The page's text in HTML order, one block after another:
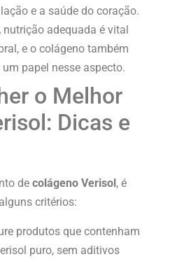
e a saúde do coração.
nutrição adequada é vital
e o colágeno também
papel nesse aspecto.
o Melhor
Dicas e
de colágeno Verisol , é
critérios:
produtos que contenham
puro, sem aditivos